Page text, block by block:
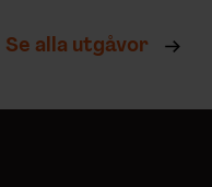
Se alla utgåvor